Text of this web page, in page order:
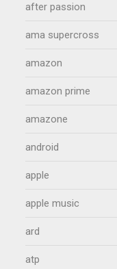
after passion
ama supercross
amazon
amazon prime
amazone
android
apple
apple music
ard
atp